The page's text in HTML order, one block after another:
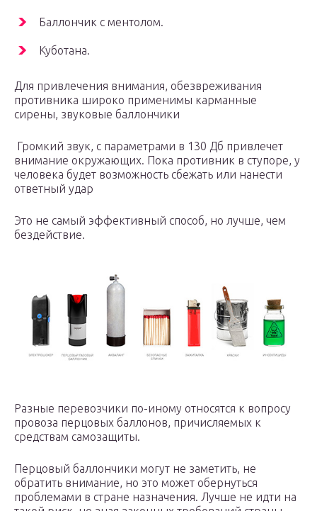
Баллончик с ментолом.
Куботана.
Для привлечения внимания, обезвреживания
противника широко применимы карманные
сирены, звуковые баллончики
Громкий звук, с параметрами в 130 Дб привлечет
внимание окружающих. Пока противник в ступоре, у
человека будет возможность сбежать или нанести
ответный удар
Это не самый эффективный способ, но лучше, чем
бездействие.
Разные перевозчики по-иному относятся к вопросу
провоза перцовых баллонов, причисляемых к
средствам самозащиты.
Перцовый баллончики могут не заметить, не
обратить внимание, но это может обернуться
проблемами в стране назначения. Лучше не идти на